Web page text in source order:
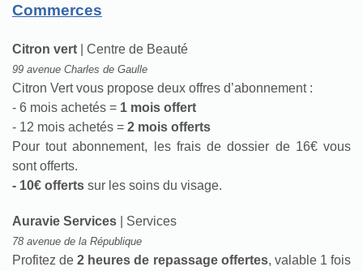
Commerces
Citron vert | Centre de Beauté
99 avenue Charles de Gaulle
Citron Vert vous propose deux offres d’abonnement :
- 6 mois achetés = 1 mois offert
- 12 mois achetés = 2 mois offerts
Pour tout abonnement, les frais de dossier de 16€ vous
sont offerts.
- 10€ offerts sur les soins du visage.
Auravie Services | Services
78 avenue de la République
Profitez de2 heures de repassage offertes, valable 1 fois